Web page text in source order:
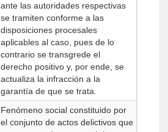
ante las autoridades respectivas
se tramiten conforme a las
disposiciones procesales
aplicables al caso, pues de lo
contrario se transgrede el
derecho positivo y, por ende, se
actualiza la infracción a la
garantía de que se trata.
Fenómeno social constituido por
el conjunto de actos delictivos que